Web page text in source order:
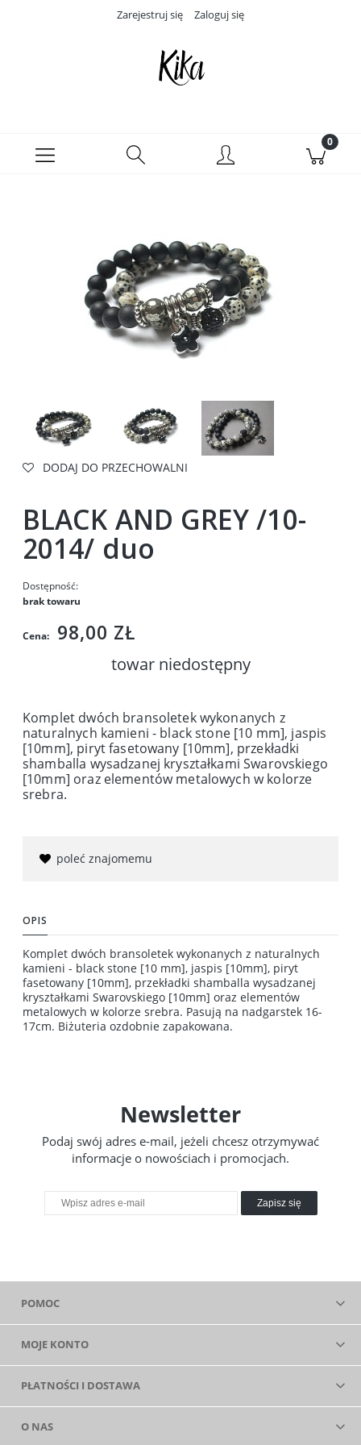
Zarejestruj się Zaloguj się
DODAJ DO PRZECHOWALNI
BLACK AND GREY /10-
2014/ duo
Dostępność:
brak towaru
Cena: 98,00 ZŁ
towar niedostępny
Komplet dwóch bransoletek wykonanych z
naturalnych kamieni - black stone [10 mm], jaspis
[10mm], piryt fasetowany [10mm], przekładki
shamballa wysadzanej kryształkami Swarovskiego
[10mm] oraz elementów metalowych w kolorze
srebra.
poleć znajomemu
OPIS
Komplet dwóch bransoletek wykonanych z naturalnych
kamieni - black stone [10 mm], jaspis [10mm], piryt
fasetowany [10mm], przekładki shamballa wysadzanej
kryształkami Swarovskiego [10mm] oraz elementów
metalowych w kolorze srebra. Pasują na nadgarstek 16-
17cm. Biżuteria ozdobnie zapakowana.
Newsletter
Podaj swój adres e-mail, jeżeli chcesz otrzymywać
informacje o nowościach i promocjach.
Zapisz się
POMOC
MOJE KONTO
PŁATNOŚCI I DOSTAWA
O NAS